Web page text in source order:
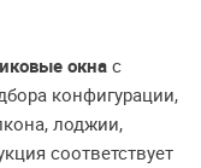
окна с
конфигурации,
лоджии,
соответствует